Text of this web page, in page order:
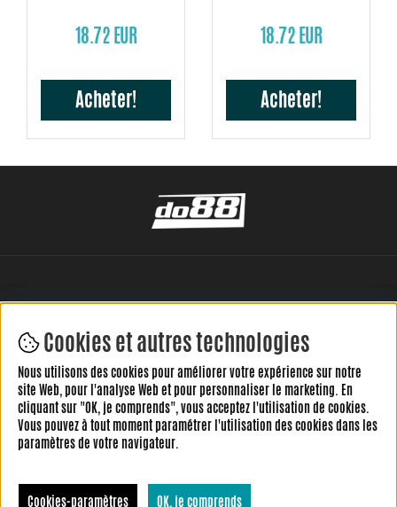
18.72 EUR
Acheter!
18.72 EUR
Acheter!
LAISSEZ VOTRE AVIS ICI
Cookies et autres technologies
Nous utilisons des cookies pour améliorer votre expérience sur notre
site Web, pour l'analyse Web et pour personnaliser le marketing. En
cliquant sur "OK, je comprends", vous acceptez l'utilisation de cookies.
Vous pouvez à tout moment paramétrer l'utilisation des cookies dans les
paramètres de votre navigateur.
Cookies-paramètres OK, je comprends